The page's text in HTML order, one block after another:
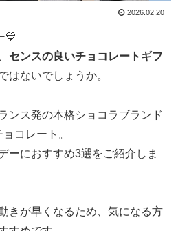
2026.02.20
💙
センスの良いチョコレートギフ
はないでしょうか。
ンス発の本格ショコラブランド
コレート。
ーにおすすめ3選をご紹介しま
きが早くなるため、気になる方